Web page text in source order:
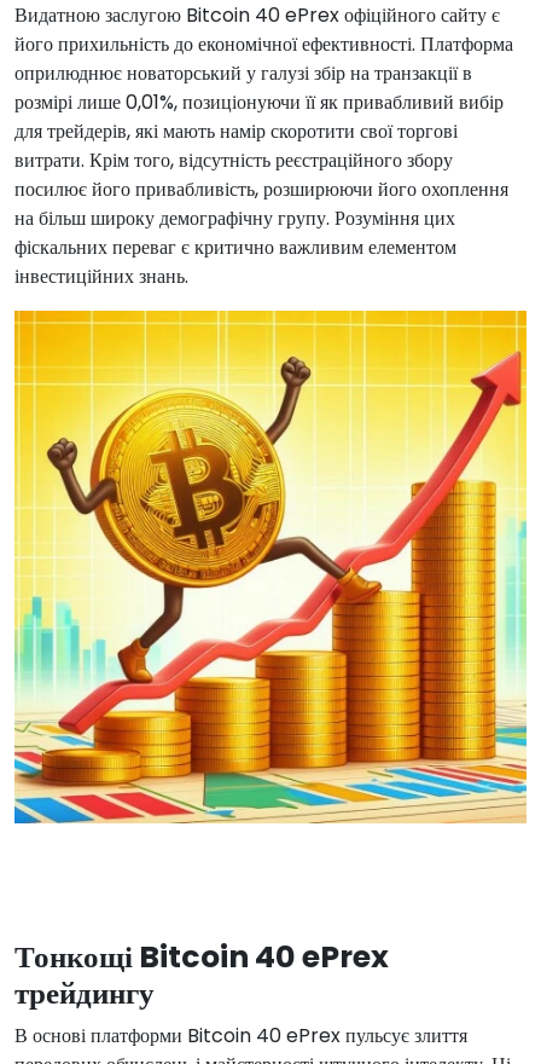
Видатною заслугою Bitcoin 40 ePrex офіційного сайту є
його прихильність до економічної ефективності. Платформа
оприлюднює новаторський у галузі збір на транзакції в
розмірі лише 0,01%, позиціонуючи її як привабливий вибір
для трейдерів, які мають намір скоротити свої торгові
витрати. Крім того, відсутність реєстраційного збору
посилює його привабливість, розширюючи його охоплення
на більш широку демографічну групу. Розуміння цих
фіскальних переваг є критично важливим елементом
інвестиційних знань.
Тонкощі Bitcoin 40 ePrex
трейдингу
В основі платформи Bitcoin 40 ePrex пульсує злиття